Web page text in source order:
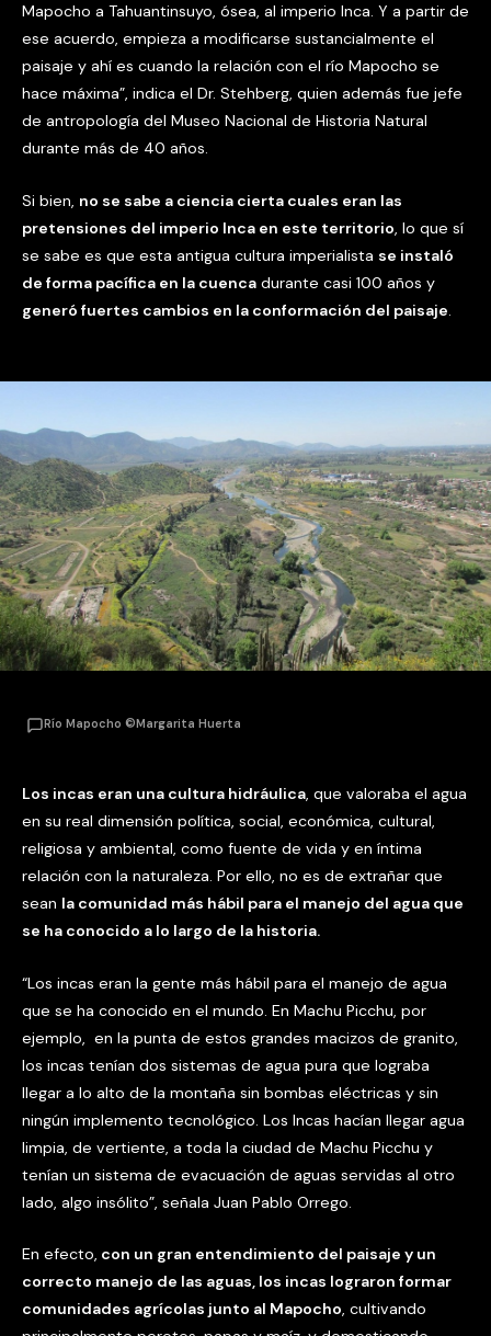
Mapocho a Tahuantinsuyo, ósea, al imperio Inca. Y a partir de
ese acuerdo, empieza a modificarse sustancialmente el
paisaje y ahí es cuando la relación con el río Mapocho se
hace máxima”, indica el Dr. Stehberg, quien además fue jefe
de antropología del Museo Nacional de Historia Natural
durante más de 40 años.
Si bien, no se sabe a ciencia cierta cuales eran las
pretensiones del imperio Inca en este territorio, lo que sí
se sabe es que esta antigua cultura imperialista se instaló
de forma pacífica en la cuenca durante casi 100 años y
generó fuertes cambios en la conformación del paisaje.
Río Mapocho ©Margarita Huerta
Los incas eran una cultura hidráulica, que valoraba el agua
en su real dimensión política, social, económica, cultural,
religiosa y ambiental, como fuente de vida y en íntima
relación con la naturaleza. Por ello, no es de extrañar que
sean la comunidad más hábil para el manejo del agua que
se ha conocido a lo largo de la historia.
“Los incas eran la gente más hábil para el manejo de agua
que se ha conocido en el mundo. En Machu Picchu, por
ejemplo, en la punta de estos grandes macizos de granito,
los incas tenían dos sistemas de agua pura que lograba
llegar a lo alto de la montaña sin bombas eléctricas y sin
ningún implemento tecnológico. Los Incas hacían llegar agua
limpia, de vertiente, a toda la ciudad de Machu Picchu y
tenían un sistema de evacuación de aguas servidas al otro
lado, algo insólito”, señala Juan Pablo Orrego.
En efecto, con un gran entendimiento del paisaje y un
correcto manejo de las aguas, los incas lograron formar
comunidades agrícolas junto al Mapocho, cultivando